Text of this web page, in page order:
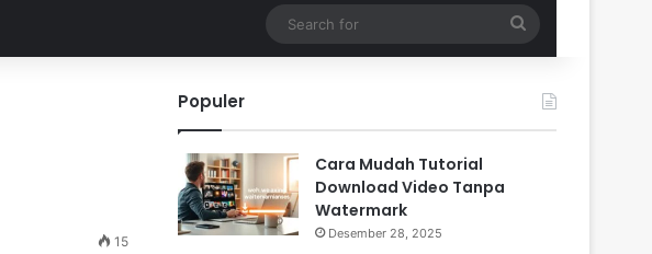
for
15
Populer
Cara Mudah Tutorial
Download Video Tanpa
Watermark
Desember 28, 2025